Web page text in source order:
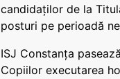
candidaților de la
posturi pe perioadă
ISJ Constanța
Copiilor executarea